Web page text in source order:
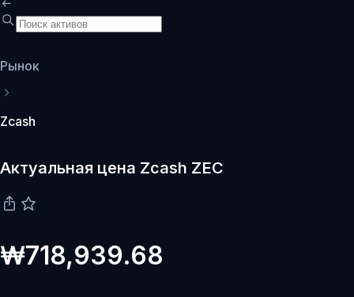
Рынок
Zcash
Актуальная цена Zcash ZEC
₩718,939.68